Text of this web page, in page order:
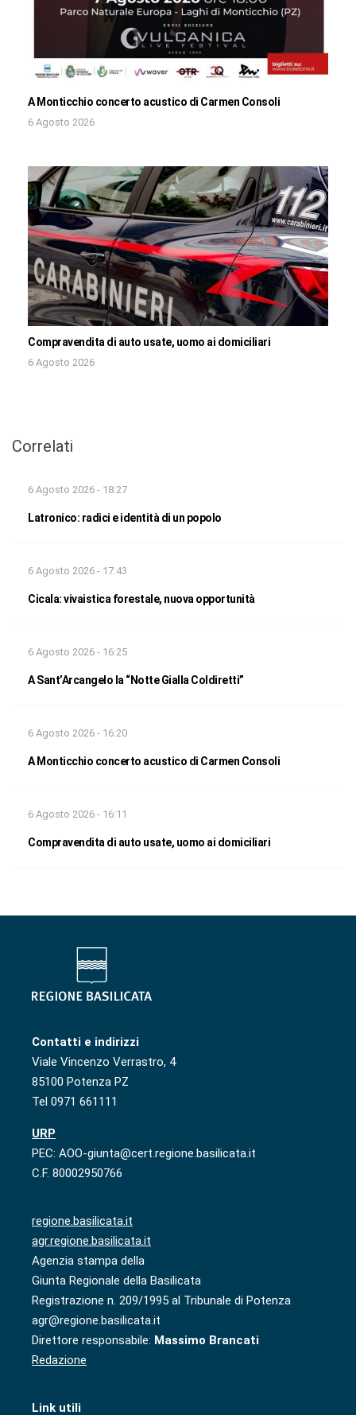
A Monticchio concerto acustico di Carmen Consoli
6 Agosto 2026
Compravendita di auto usate, uomo ai domiciliari
6 Agosto 2026
Correlati
6 Agosto 2026 - 18:27
Latronico: radici e identità di un popolo
6 Agosto 2026 - 17:43
Cicala: vivaistica forestale, nuova opportunità
6 Agosto 2026 - 16:25
A Sant’Arcangelo la “Notte Gialla Coldiretti”
6 Agosto 2026 - 16:20
A Monticchio concerto acustico di Carmen Consoli
6 Agosto 2026 - 16:11
Compravendita di auto usate, uomo ai domiciliari
Contatti e indirizzi
Viale Vincenzo Verrastro, 4
85100 Potenza PZ
Tel 0971 661111
URP
PEC: AOO-giunta@cert.regione.basilicata.it
C.F. 80002950766
regione.basilicata.it
agr.regione.basilicata.it
Agenzia stampa della
Giunta Regionale della Basilicata
Registrazione n. 209/1995 al Tribunale di Potenza
agr@regione.basilicata.it
Direttore responsabile: Massimo Brancati
Redazione
Link utili